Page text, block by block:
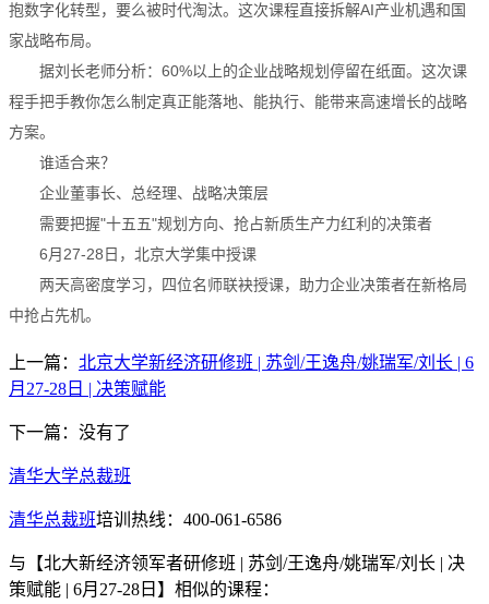
抱数字化转型，要么被时代淘汰。这次课程直接拆解AI产业机遇和国
家战略布局。
据刘长老师分析：60%以上的企业战略规划停留在纸面。这次课
程手把手教你怎么制定真正能落地、能执行、能带来高速增长的战略
方案。
谁适合来？
企业董事长、总经理、战略决策层
需要把握"十五五"规划方向、抢占新质生产力红利的决策者
6月27-28日，北京大学集中授课
两天高密度学习，四位名师联袂授课，助力企业决策者在新格局
中抢占先机。
上一篇： 北京大学新经济研修班 | 苏剑/王逸舟/姚瑞军/刘长 | 6
月27-28日 | 决策赋能
下一篇：没有了
清华大学总裁班
清华总裁班培训热线：400-061-6586
与 【北大新经济领军者研修班 | 苏剑/王逸舟/姚瑞军/刘长 | 决
策赋能 | 6月27-28日】 相似的课程：